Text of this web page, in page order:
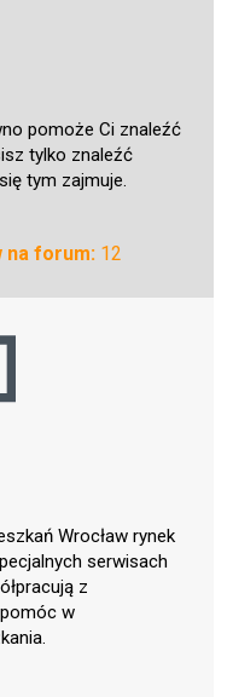
pomoże Ci znaleźć
tylko znaleźć
tym zajmuje.
na forum:12
Wrocław rynek
serwisach
z
w